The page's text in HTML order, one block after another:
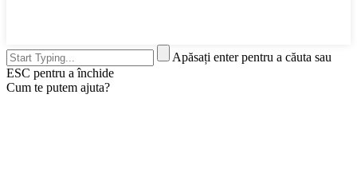
Apăsați enter pentru a căuta sau
ESC pentru a închide
Cum te putem ajuta?